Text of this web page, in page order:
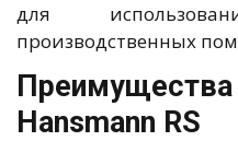
для
производственных
Hansmann RS